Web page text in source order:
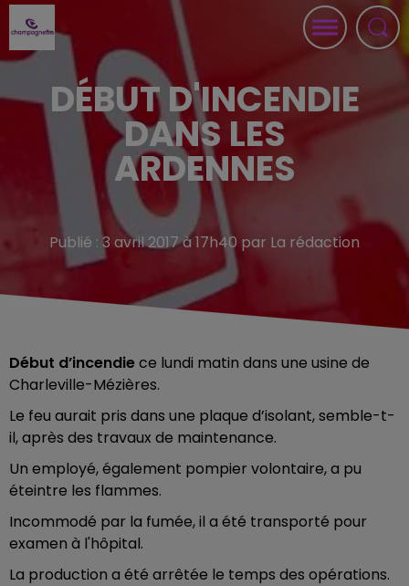
DÉBUT D'INCENDIE
DANS LES
ARDENNES
Publié : 3 avril 2017 à 17h40 par La rédaction
Début d’incendiece lundi matin dans une usine de
Charleville-Mézières.
Le feu aurait pris dans une plaque d’isolant, semble-t-
il, après des travaux de maintenance.
Un employé, également pompier volontaire, a pu
éteintre les flammes.
Incommodé par la fumée, il a été transporté pour
examen à l'hôpital.
La production a été arrêtée le temps des opérations.